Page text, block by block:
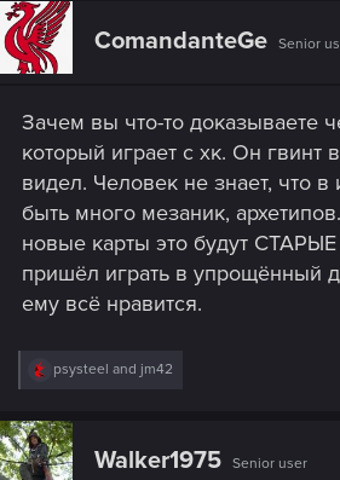
ComandanteGe Senior
Зачем вы что-то доказываете
который играет с хк. Он гвинт
видел. Человек не знает, что в
быть много мезаник,
новые карты это будут
пришёл играть в упрощённый
ему всё нравится.
R
c
t
i
psysteel and jm42
Walker1975 Senior user